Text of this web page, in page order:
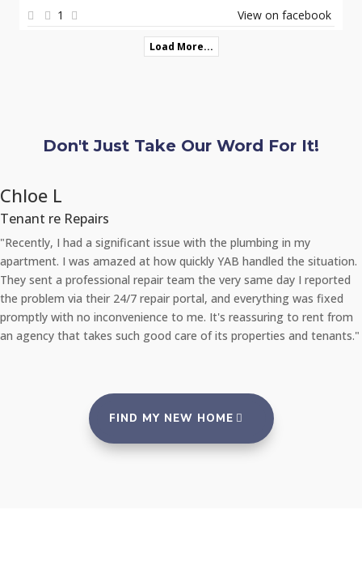
1 View on facebook
Load More...
Don't Just Take Our Word For It!
Chloe L
Tenant re Repairs
"Recently, I had a significant issue with the plumbing in my
apartment. I was amazed at how quickly YAB handled the situation.
They sent a professional repair team the very same day I reported
the problem via their 24/7 repair portal, and everything was fixed
promptly with no inconvenience to me. It's reassuring to rent from
an agency that takes such good care of its properties and tenants."
FIND MY NEW HOME